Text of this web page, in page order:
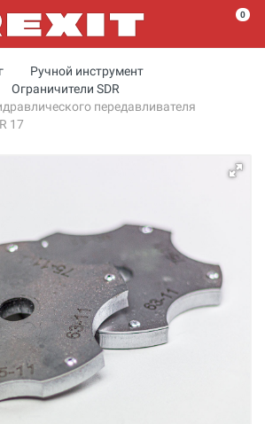
0
Ручной инструмент
Ограничители SDR
передавливателя
17